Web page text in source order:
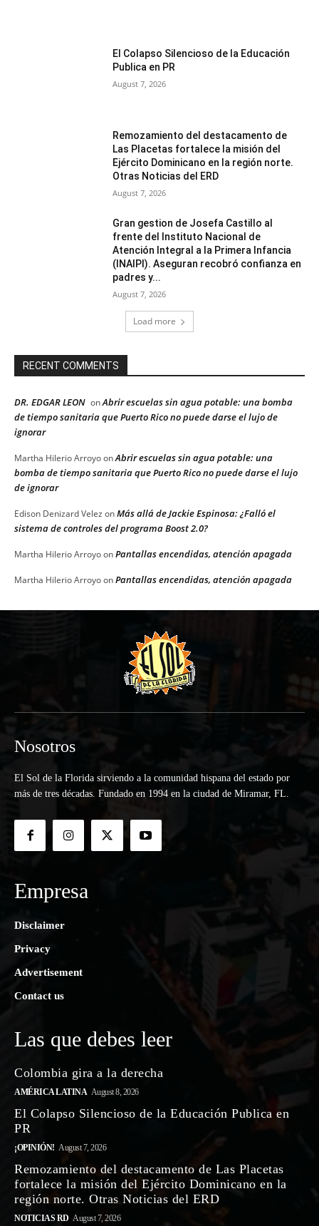
El Colapso Silencioso de la Educación
Publica en PR
August 7, 2026
Remozamiento del destacamento de
Las Placetas fortalece la misión del
Ejército Dominicano en la región norte.
Otras Noticias del ERD
August 7, 2026
Gran gestion de Josefa Castillo al
frente del Instituto Nacional de
Atención Integral a la Primera Infancia
(INAIPI). Aseguran recobró confianza en
padres y...
August 7, 2026
Load more
RECENT COMMENTS
DR. EDGAR LEON onAbrir escuelas sin agua potable: una bomba
de tiempo sanitaria que Puerto Rico no puede darse el lujo de
ignorar
Martha Hilerio ArroyoonAbrir escuelas sin agua potable: una
bomba de tiempo sanitaria que Puerto Rico no puede darse el lujo
de ignorar
Edison Denizard Velez onMás allá de Jackie Espinosa: ¿Falló el
sistema de controles del programa Boost 2.0?
Martha Hilerio ArroyoonPantallas encendidas, atención apagada
Martha Hilerio ArroyoonPantallas encendidas, atención apagada
Nosotros
El Sol de la Florida sirviendo a la comunidad hispana del estado por
más de tres décadas. Fundado en 1994 en la ciudad de Miramar, FL.
Empresa
Disclaimer
Privacy
Advertisement
Contact us
Las que debes leer
Colombia gira a la derecha
AMÉRICA LATINA August 8, 2026
El Colapso Silencioso de la Educación Publica en
PR
¡OPINIÓN! August 7, 2026
Remozamiento del destacamento de Las Placetas
fortalece la misión del Ejército Dominicano en la
región norte. Otras Noticias del ERD
NOTICIAS RD August 7, 2026